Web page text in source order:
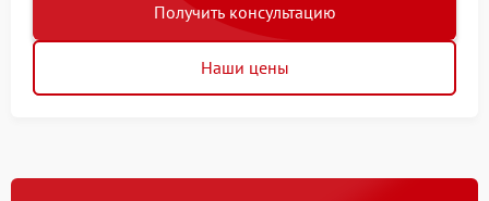
Получить консультацию
Наши цены